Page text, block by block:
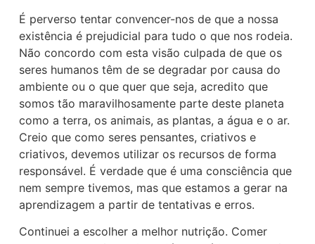
É perverso tentar convencer-nos de que a nossa
existência é prejudicial para tudo o que nos rodeia.
Não concordo com esta visão culpada de que os
seres humanos têm de se degradar por causa do
ambiente ou o que quer que seja, acredito que
somos tão maravilhosamente parte deste planeta
como a terra, os animais, as plantas, a água e o ar.
Creio que como seres pensantes, criativos e
criativos, devemos utilizar os recursos de forma
responsável. É verdade que é uma consciência que
nem sempre tivemos, mas que estamos a gerar na
aprendizagem a partir de tentativas e erros.
Continuei a escolher a melhor nutrição. Comer